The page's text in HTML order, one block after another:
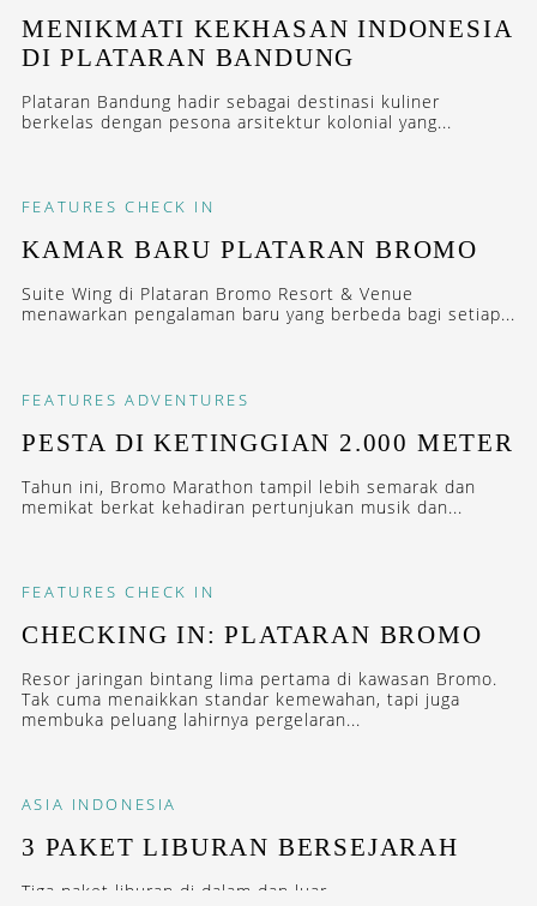
MENIKMATI KEKHASAN INDONESIA
DI PLATARAN BANDUNG
Plataran Bandung hadir sebagai destinasi kuliner
berkelas dengan pesona arsitektur kolonial yang...
FEATURES CHECK IN
KAMAR BARU PLATARAN BROMO
Suite Wing di Plataran Bromo Resort & Venue
menawarkan pengalaman baru yang berbeda bagi setiap...
FEATURES ADVENTURES
PESTA DI KETINGGIAN 2.000 METER
Tahun ini, Bromo Marathon tampil lebih semarak dan
memikat berkat kehadiran pertunjukan musik dan...
FEATURES CHECK IN
CHECKING IN: PLATARAN BROMO
Resor jaringan bintang lima pertama di kawasan Bromo.
Tak cuma menaikkan standar kemewahan, tapi juga
membuka peluang lahirnya pergelaran...
ASIA INDONESIA
3 PAKET LIBURAN BERSEJARAH
Tiga paket liburan di dalam dan luar...